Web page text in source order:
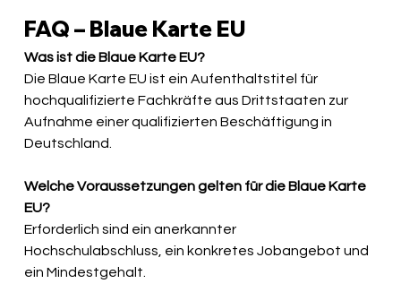
FAQ – Blaue Karte EU
Was ist die Blaue Karte EU?
Die Blaue Karte EU ist ein Aufenthaltstitel für
hochqualifizierte Fachkräfte aus Drittstaaten zur
Aufnahme einer qualifizierten Beschäftigung in
Deutschland.
Welche Voraussetzungen gelten für die Blaue Karte
EU?
Erforderlich sind ein anerkannter
Hochschulabschluss, ein konkretes Jobangebot und
ein Mindestgehalt.